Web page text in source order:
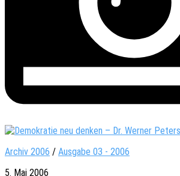
Archiv 2006 / Ausgabe 03 - 2006
5. Mai 2006